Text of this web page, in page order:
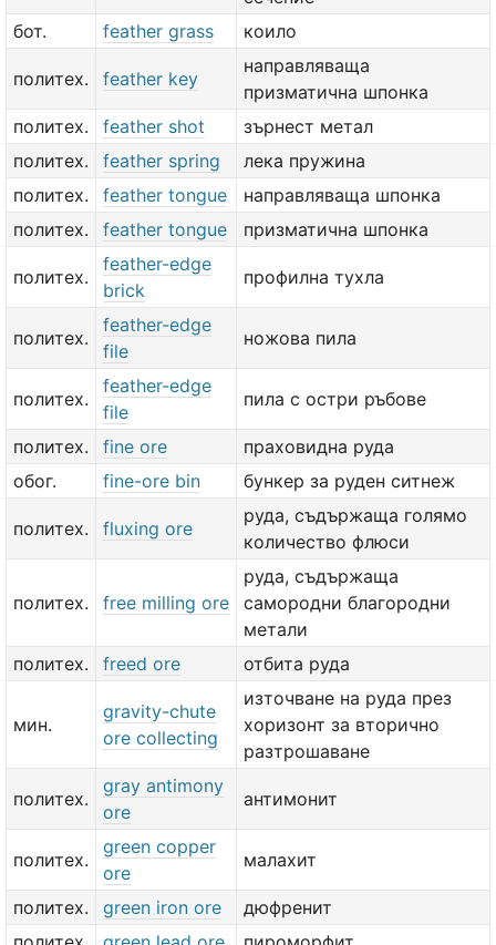
бот.
feather grass коило
политех. feather key
направляваща
призматична шпонка
политех.
feather shot
зърнест метал
политех.
feather spring
лека пружина
политех.
feather tongue
направляваща шпонка
политех.
feather tongue призматична шпонка
политех.
feather-edge
brick
профилна тухла
политех.
feather-edge
file
ножова пила
политех.
feather-edge
file
пила с остри ръбове
политех. fine ore
праховидна руда
обог.
fine-ore bin бункер за руден ситнеж
политех. fluxing ore
руда, съдържаща голямо
количество флюси
политех. free milling ore
руда, съдържаща
самородни благородни
метали
политех.
freed ore отбита руда
мин.
gravity-chute
ore collecting
източване на руда през
хоризонт за вторично
разтрошаване
политех.
gray antimony
ore
антимонит
политех.
green copper
ore
малахит
политех. green iron ore
дюфренит